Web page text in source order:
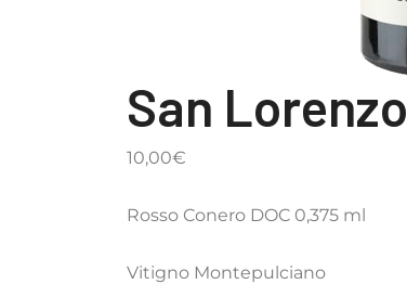
San Lorenzo
10,00€
Rosso Conero DOC 0,375 ml
Vitigno Montepulciano